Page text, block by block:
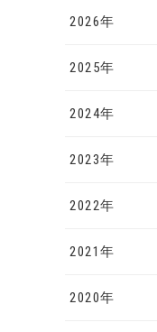
2026年
2025年
2024年
2023年
2022年
2021年
2020年